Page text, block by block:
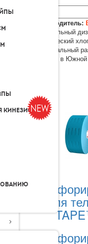
Производитель:
Оригинальный
Органический
Универсальный
Сделано в
для
кинезио